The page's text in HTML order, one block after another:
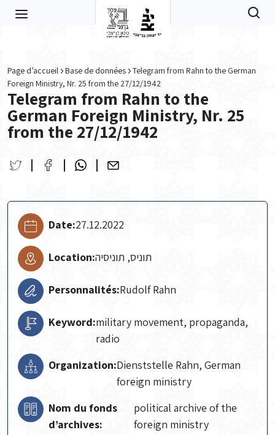
Page d’accueil Base de données
Telegram from Rahn to the German
Foreign Ministry, Nr. 25 from the 27/12/1942
Telegram from Rahn to the
German Foreign Ministry, Nr. 25
from the 27/12/1942
Date:27.12.2022
Location:תוניס, תוניסיה
Personnalités:Rudolf Rahn
Keyword:military movement, propaganda,
radio
Organization:Dienststelle Rahn, German
foreign ministry
Nom du fonds
d’archives:
political archive of the
foreign ministry